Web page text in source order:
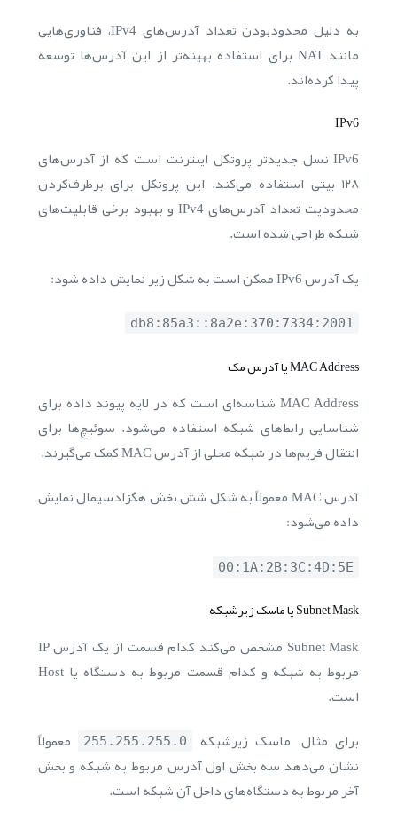
به دلیل محدودبودن تعداد آدرس‌های IPv4، فناوری‌هایی
مانند NAT برای استفاده بهینه‌تر از این آدرس‌ها توسعه
پیدا کرده‌اند.
IPv6
IPv6 نسل جدیدتر پروتکل اینترنت است که از آدرس‌های
۱۲۸ بیتی استفاده می‌کند. این پروتکل برای برطرف‌کردن
محدودیت تعداد آدرس‌های IPv4 و بهبود برخی قابلیت‌های
شبکه طراحی شده است.
یک آدرس IPv6 ممکن است به شکل زیر نمایش داده شود:
2001:db8:85a3::8a2e:370:7334
MAC Address یا آدرس مک
MAC Address شناسه‌ای است که در لایه پیوند داده برای
شناسایی رابط‌های شبکه استفاده می‌شود. سوئیچ‌ها برای
انتقال فریم‌ها در شبکه محلی از آدرس MAC کمک می‌گیرند.
آدرس MAC معمولاً به شکل شش بخش هگزادسیمال نمایش
داده می‌شود:
00:1A:2B:3C:4D:5E
Subnet Mask یا ماسک زیرشبکه
Subnet Mask مشخص می‌کند کدام قسمت از یک آدرس IP
مربوط به شبکه و کدام قسمت مربوط به دستگاه یا Host
است.
برای مثال، ماسک زیرشبکه
255.255.255.0
معمولاً
نشان می‌دهد سه بخش اول آدرس مربوط به شبکه و بخش
آخر مربوط به دستگاه‌های داخل آن شبکه است.